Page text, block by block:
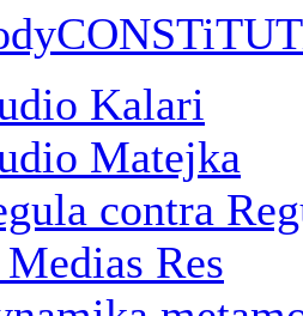
Kalari
Matejka
contra
Res